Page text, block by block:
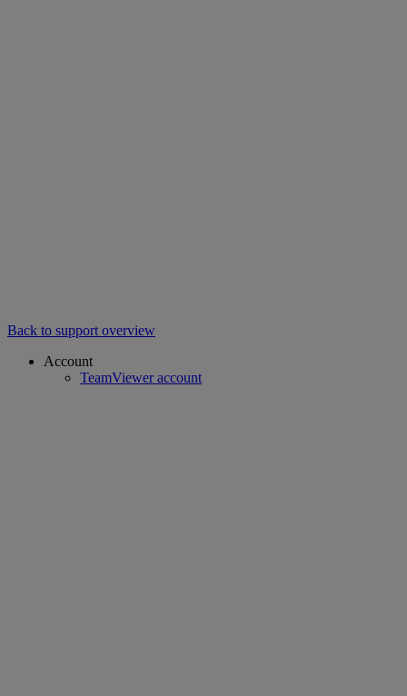
Back to support overview
Account
TeamViewer account